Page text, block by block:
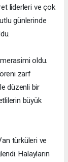
liderleri ve çok
günlerinde
oldu.
zarf
düzenli bir
büyük
türküleri ve
Halayların